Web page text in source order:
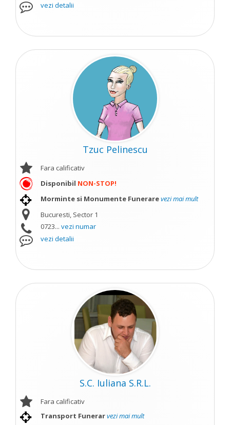
vezi detalii
Tzuc Pelinescu
Fara calificativ
Disponibil NON-STOP!
Morminte si Monumente Funerarevezi mai mult
Bucuresti, Sector 1
0723... vezi numar
vezi detalii
S.C. Iuliana S.R.L.
Fara calificativ
Transport Funerarvezi mai mult